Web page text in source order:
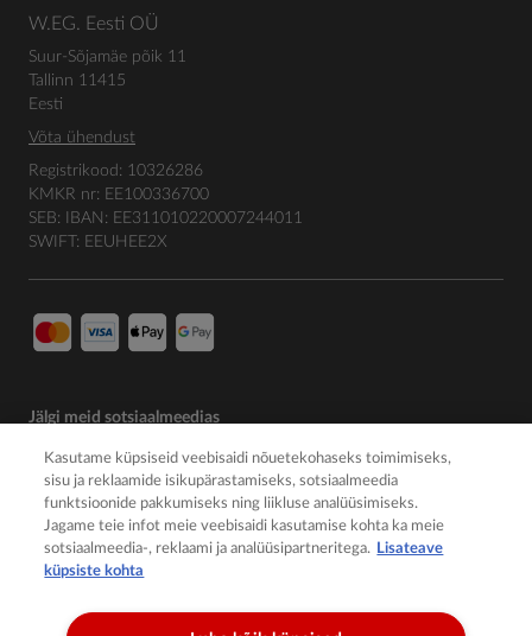
W.EG. Eesti OÜ
Suur-Sõjamäe põik 11
Tallinn 11415
Eesti
Võta ühendust
Registrikood: 10326286
KMKR nr: EE100336700
SEB: IBAN: EE311010220007244011
SWIFT: EEUHEE2X
Jälgi meid sotsiaalmeedias
Kasutame küpsiseid veebisaidi nõuetekohaseks toimimiseks,
sisu ja reklaamide isikupärastamiseks, sotsiaalmeedia
funktsioonide pakkumiseks ning liikluse analüüsimiseks.
Jagame teie infot meie veebisaidi kasutamise kohta ka meie
sotsiaalmeedia-, reklaami ja analüüsipartneritega. Lisateave
küpsiste kohta